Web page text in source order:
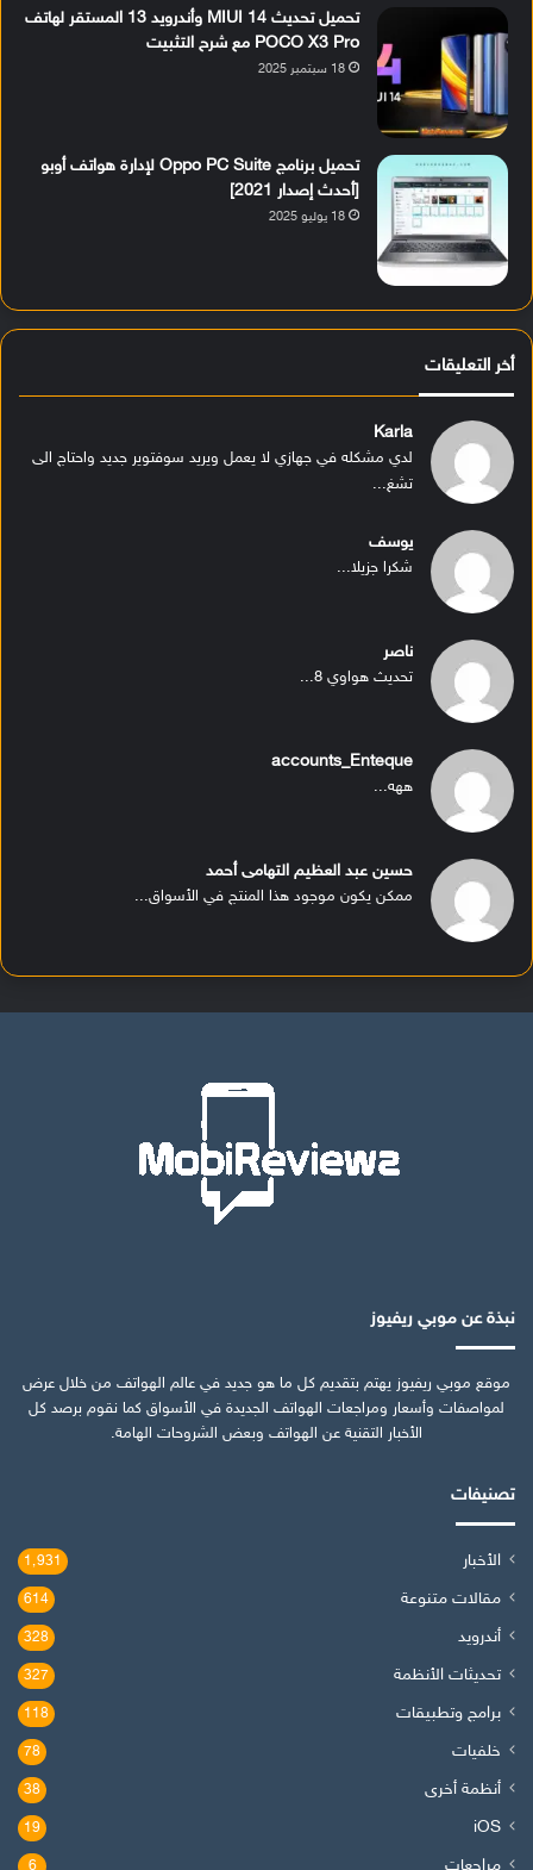
تحميل تحديث MIUI 14 وأندرويد 13 المستقر لهاتف
POCO X3 Pro مع شرح التثبيت
18 سبتمبر 2025
تحميل برنامج Oppo PC Suite لإدارة هواتف أوبو
[أحدث إصدار 2021]
18 يوليو 2025
أخر التعليقات
Karla
لدي مشكله في جهازي لا يعمل ويريد سوفتوير جديد واحتاج الى
تشغ...
يوسف
شكرا جزيلا...
ناصر
تحديث هواوي 8...
accounts_Enteque
ههه...
حسين عبد العظيم التهامى أحمد
ممكن يكون موجود هذا المنتج في الأسواق...
نبذة عن موبي ريفيوز
موقع موبي ريفيوز يهتم بتقديم كل ما هو جديد في عالم الهواتف من خلال عرض
لمواصفات وأسعار ومراجعات الهواتف الجديدة في الأسواق كما نقوم برصد كل
الأخبار التقنية عن الهواتف وبعض الشروحات الهامة.
تصنيفات
الأخبار 1٬931
مقالات متنوعة 614
أندرويد 328
تحديثات الأنظمة 327
برامج وتطبيقات 118
خلفيات 78
أنظمة أخرى 38
iOS
19
مراجعات 6